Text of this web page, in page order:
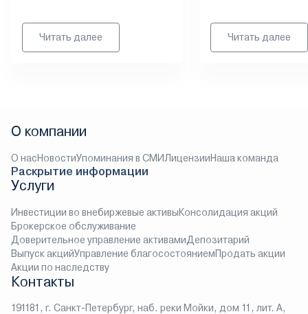
Читать далее Читать далее
О компании
О насНовостиУпоминания в СМИЛицензииНаша команда
Раскрытие информации
Услуги
Инвестиции во внебиржевые активыКонсолидация акций
Брокерское обслуживание
Доверительное управление активамиДепозитарий
Выпуск акцийУправление благосостояниемПродать акции
Акции по наследству
Контакты
191181, г. Санкт-Петербург, наб. реки Мойки, дом 11, лит. А,